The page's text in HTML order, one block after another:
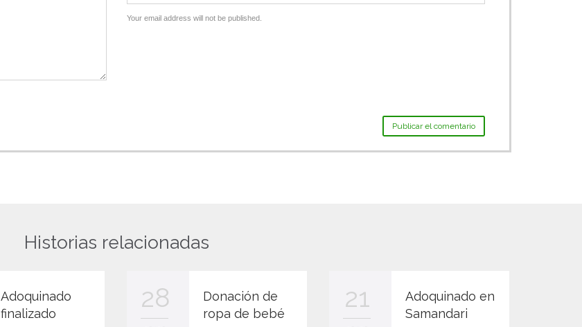
Your email address will not be published.
Historias relacionadas
Adoquinado
finalizado
28
Donación de
ropa de bebé
21
Adoquinado en
Samandari